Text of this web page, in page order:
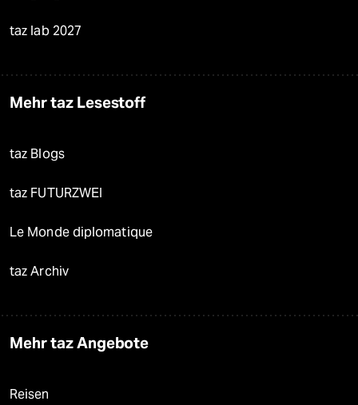
taz lab 2027
Mehr taz Lesestoff
taz Blogs
taz FUTURZWEI
Le Monde diplomatique
taz Archiv
Mehr taz Angebote
Reisen